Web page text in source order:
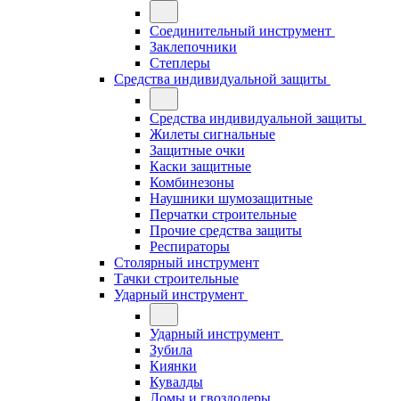
Соединительный инструмент
Заклепочники
Степлеры
Средства индивидуальной защиты
Средства индивидуальной защиты
Жилеты сигнальные
Защитные очки
Каски защитные
Комбинезоны
Наушники шумозащитные
Перчатки строительные
Прочие средства защиты
Респираторы
Столярный инструмент
Тачки строительные
Ударный инструмент
Ударный инструмент
Зубила
Киянки
Кувалды
Ломы и гвоздодеры